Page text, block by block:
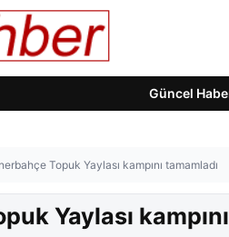
Güncel
Topuk Yaylası kampını tamamladı
Yaylası